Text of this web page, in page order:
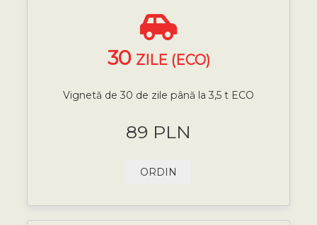
30 ZILE (ECO)
Vignetă de 30 de zile până la 3,5 t ECO
89 PLN
ORDIN